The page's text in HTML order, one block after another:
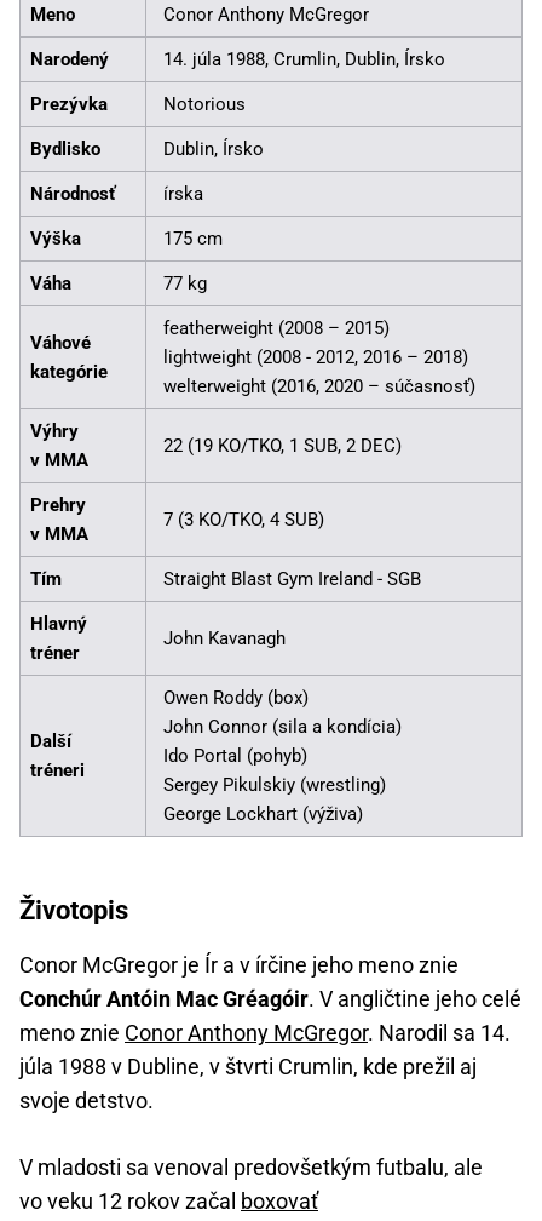
Meno Conor Anthony McGregor
Narodený 14. júla 1988, Crumlin, Dublin, Írsko
Prezývka Notorious
Bydlisko Dublin, Írsko
Národnosť írska
Výška 175 cm
Váha 77 kg
Váhové
kategórie
featherweight (2008 – 2015)
lightweight (2008 - 2012, 2016 – 2018)
welterweight (2016, 2020 – súčasnosť)
Výhry
v MMA
22 (19 KO/TKO, 1 SUB, 2 DEC)
Prehry
v MMA
7 (3 KO/TKO, 4 SUB)
Tím Straight Blast Gym Ireland - SGB
Hlavný
tréner
John Kavanagh
Další
tréneri
Owen Roddy (box)
John Connor (sila a kondícia)
Ido Portal (pohyb)
Sergey Pikulskiy (wrestling)
George Lockhart (výživa)
Životopis
Conor McGregor je Ír a v írčine jeho meno znie
Conchúr Antóin Mac Gréagóir. V angličtine jeho celé
meno znie Conor Anthony McGregor. Narodil sa 14.
júla 1988 v Dubline, v štvrti Crumlin, kde prežil aj
svoje detstvo.
V mladosti sa venoval predovšetkým futbalu, ale
vo veku 12 rokov začal boxovať